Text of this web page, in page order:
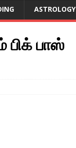
ASTROLOGY
பாஸ்